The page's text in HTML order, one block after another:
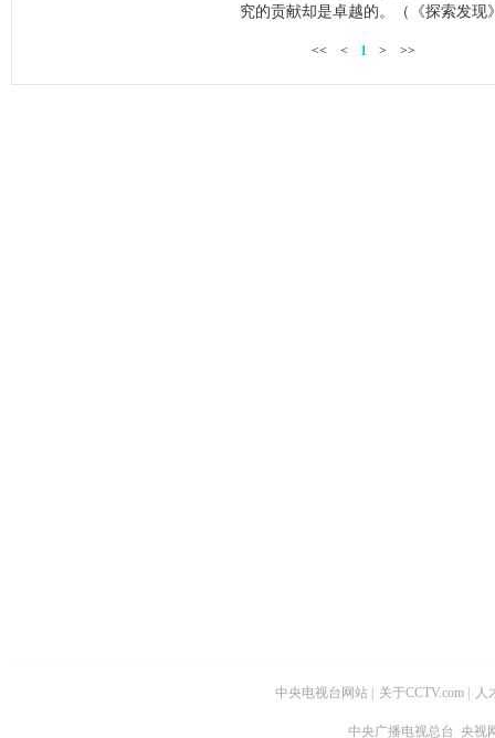
究的贡献却是卓越的。（《探索发现
<< < 1 > >>
中央电视台网站 关于CCTV.com 人
中央广播电视总台 央视